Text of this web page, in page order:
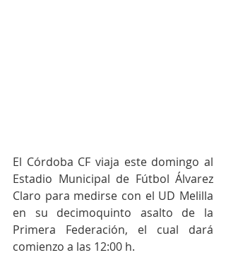
El Córdoba CF viaja este domingo al
Estadio Municipal de Fútbol Álvarez
Claro para medirse con el UD Melilla
en su decimoquinto asalto de la
Primera Federación, el cual dará
comienzo a las 12:00 h.